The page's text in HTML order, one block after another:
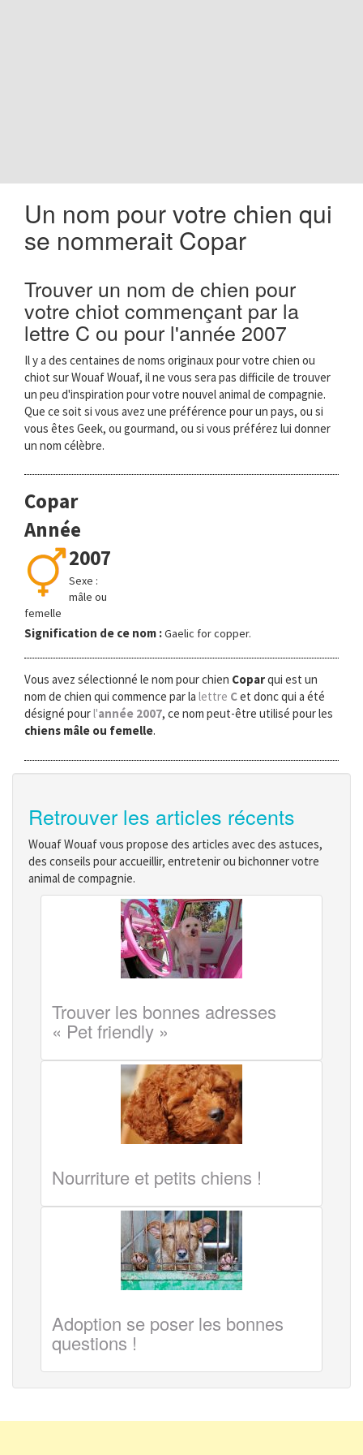
Un nom pour votre chien qui
se nommerait Copar
Trouver un nom de chien pour
votre chiot commençant par la
lettre C ou pour l'année 2007
Il y a des centaines de noms originaux pour votre chien ou
chiot sur Wouaf Wouaf, il ne vous sera pas difficile de trouver
un peu d'inspiration pour votre nouvel animal de compagnie.
Que ce soit si vous avez une préférence pour un pays, ou si
vous êtes Geek, ou gourmand, ou si vous préférez lui donner
un nom célèbre.
Copar
Année
2007
Sexe :
mâle ou
femelle
Signification de ce nom :Gaelic for copper.
Vous avez sélectionné le nom pour chien Coparqui est un
nom de chien qui commence par la lettre Cet donc qui a été
désigné pourl'année 2007, ce nom peut-être utilisé pour les
chiens mâle ou femelle.
Retrouver les articles récents
Wouaf Wouaf vous propose des articles avec des astuces,
des conseils pour accueillir, entretenir ou bichonner votre
animal de compagnie.
Trouver les bonnes adresses
« Pet friendly »
Nourriture et petits chiens !
Adoption se poser les bonnes
questions !